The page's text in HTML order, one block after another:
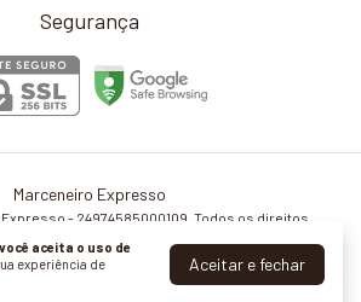
você aceita o uso de
experiência de
Aceitar e fechar
Segurança
Marceneiro Expresso
- 24974585000109. Todos os direitos